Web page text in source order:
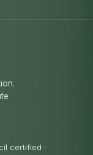
certified ·